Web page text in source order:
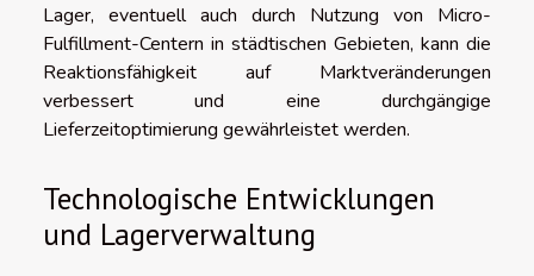
Lager, eventuell auch durch Nutzung von Micro-
Fulfillment-Centern in städtischen Gebieten, kann die
Reaktionsfähigkeit auf Marktveränderungen
verbessert und eine durchgängige
Lieferzeitoptimierung gewährleistet werden.
Technologische Entwicklungen
und Lagerverwaltung